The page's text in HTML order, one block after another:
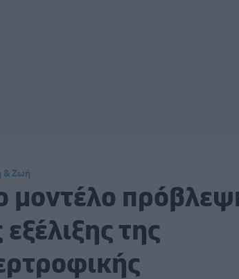
& Ζωή
μοντέλο
εξέλιξης της